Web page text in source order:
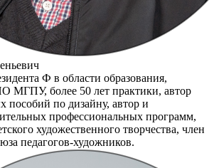
Ф в области образования,
более 50 лет практики, автор
пособий по дизайну, автор и
профессиональных программ,
художественного творчества, член
педагогов-художников.